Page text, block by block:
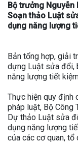
Bộ trưởng Nguyễn
Soạn thảo Luật
dụng năng lượng
Bản tổng hợp, giải
dựng Luật sửa đổi,
năng lượng tiết
Thực hiện quy định
pháp luật, Bộ Công
Dự thảo Luật sửa
dụng năng lượng
của các cơ quan, tổ